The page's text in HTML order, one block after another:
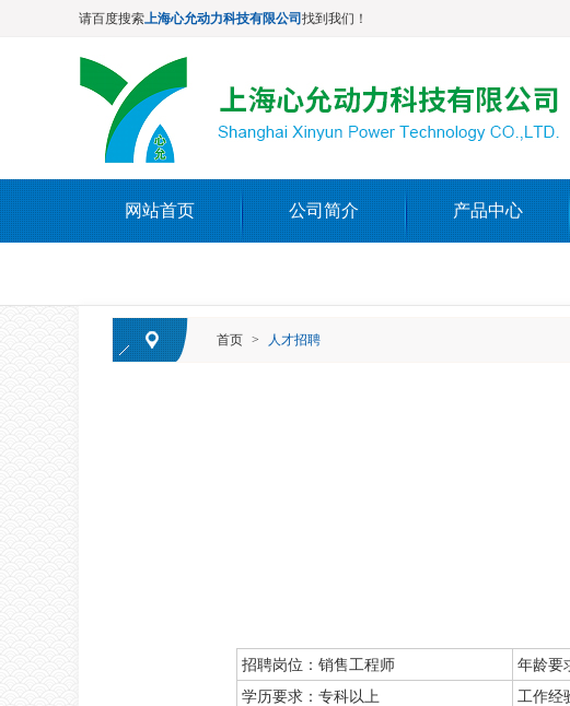
请百度搜索上海心允动力科技有限公司 找到我们！
网站首页 公司简介 产品中心
首页 > 人才招聘
招聘岗位：销售工程师 年龄要
学历要求：专科以上
工作经